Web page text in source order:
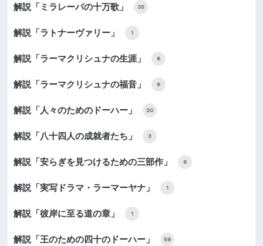
解説「ミラレーパの十万歌」 35
解説「ラトナーヴァリー」 1
解説「ラーマクリシュナの生涯」 6
解説「ラーマクリシュナの福音」 6
解説「人々のためのドーハー」 20
解説「八十四人の成就者たち」 3
解説「安らぎを見つけるための三部作」 6
解説「実写ドラマ・ラーマーヤナ」 1
解説「彼岸に至る道の章」 1
解説「王のための四十のドーハー」 59